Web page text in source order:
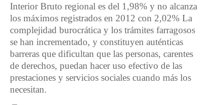
Interior Bruto regional es del 1,98% y no alcanza
los máximos registrados en 2012 con 2,02% La
complejidad burocrática y los trámites farragosos
se han incrementado, y constituyen auténticas
barreras que dificultan que las personas, carentes
de derechos, puedan hacer uso efectivo de las
prestaciones y servicios sociales cuando más los
necesitan.